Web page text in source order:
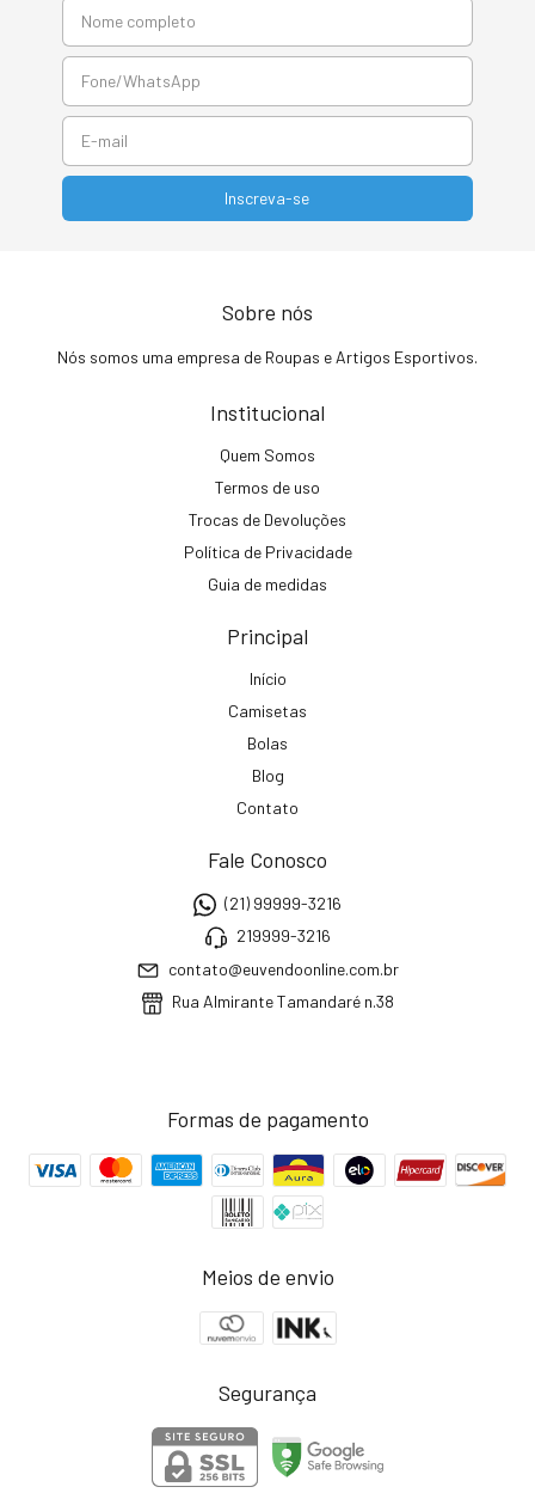
Sobre nós
Nós somos uma empresa de Roupas e Artigos Esportivos.
Institucional
Quem Somos
Termos de uso
Trocas de Devoluções
Política de Privacidade
Guia de medidas
Principal
Início
Camisetas
Bolas
Blog
Contato
Fale Conosco
(21) 99999-3216
219999-3216
contato@euvendoonline.com.br
Rua Almirante Tamandaré n.38
Formas de pagamento
Meios de envio
Segurança